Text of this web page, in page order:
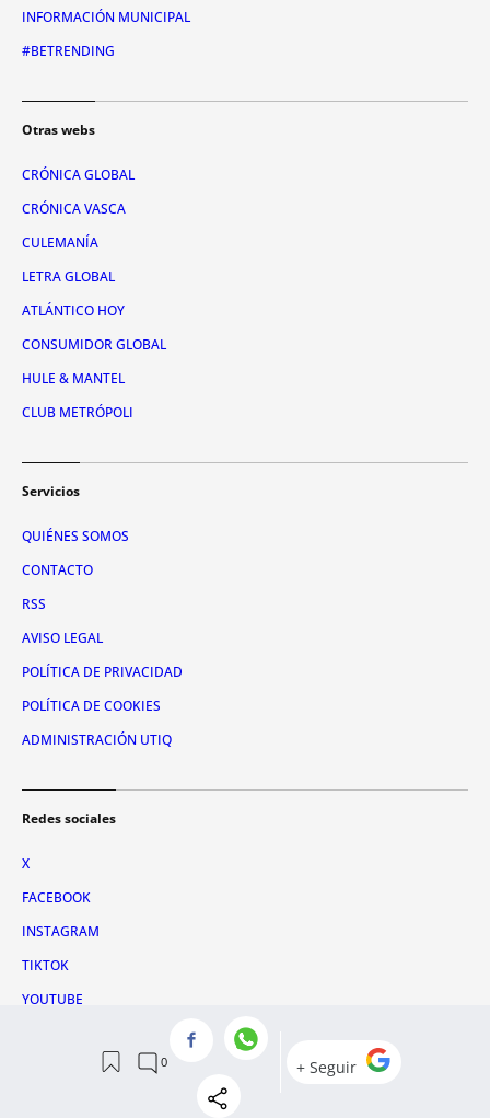
INFORMACIÓN MUNICIPAL
#BETRENDING
Otras webs
CRÓNICA GLOBAL
CRÓNICA VASCA
CULEMANÍA
LETRA GLOBAL
ATLÁNTICO HOY
CONSUMIDOR GLOBAL
HULE & MANTEL
CLUB METRÓPOLI
Servicios
QUIÉNES SOMOS
CONTACTO
RSS
AVISO LEGAL
POLÍTICA DE PRIVACIDAD
POLÍTICA DE COOKIES
ADMINISTRACIÓN UTIQ
Redes sociales
X
FACEBOOK
INSTAGRAM
TIKTOK
YOUTUBE
© 2026 Metrópoli Abierta, SLU